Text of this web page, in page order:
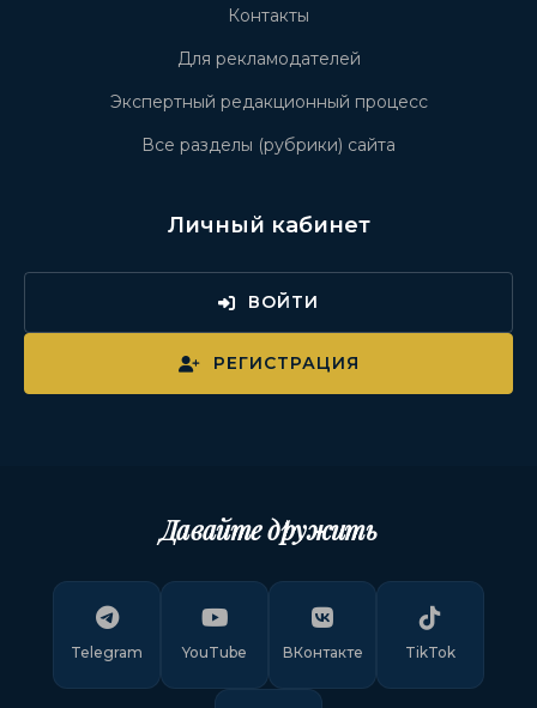
Контакты
Для рекламодателей
Экспертный редакционный процесс
Все разделы (рубрики) сайта
Личный кабинет
ВОЙТИ
РЕГИСТРАЦИЯ
Давайте дружить
Telegram YouTube ВКонтакте TikTok